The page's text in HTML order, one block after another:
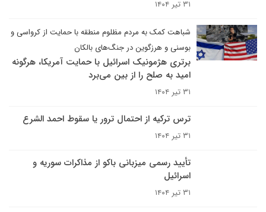
۳۱ تیر ۱۴۰۴
شباهت کمک به مردم مظلوم منطقه با حمایت از کرواسی و
بوسنی و هرزگوین در جنگ‌های بالکان
برتری هژمونیک اسرائیل با حمایت آمریکا، هرگونه
امید به صلح را از بین می‌برد
۳۱ تیر ۱۴۰۴
ترس ترکیه از احتمال ترور یا سقوط احمد الشرع
۳۱ تیر ۱۴۰۴
تأیید رسمی میزبانی باکو از مذاکرات سوریه و
اسرائیل
۳۱ تیر ۱۴۰۴